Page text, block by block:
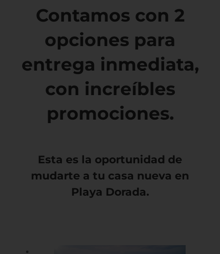
Contamos con 2
opciones para
entrega inmediata,
con increíbles
promociones.
Esta es la oportunidad de
mudarte a tu casa nueva en
Playa Dorada.